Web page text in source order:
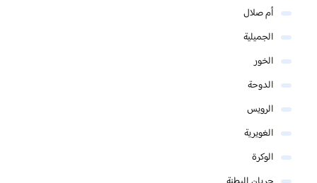
أم صلال
الجميلية
الخور
الدوحة
الرويس
الغويرية
الوكرة